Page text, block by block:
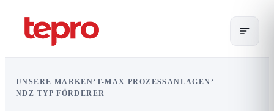
UNSERE MARKEN›T-MAX PROZESSANLAGEN ›
NDZ TYP FÖRDERER